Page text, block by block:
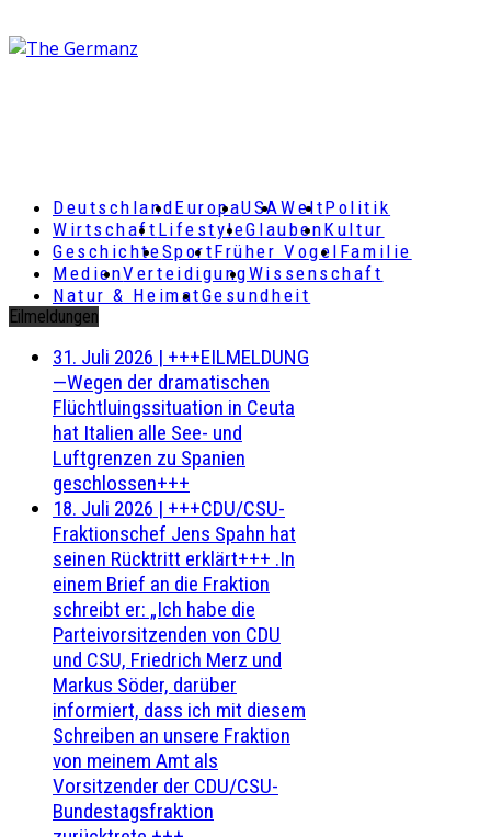
DeutschlandEuropaUSAWeltPolitik
Wirtschaft LifestyleGlaubenKultur
GeschichteSportFrüher Vogel Familie
MedienVerteidigungWissenschaft
Natur & HeimatGesundheit
Eilmeldungen
31. Juli 2026 | +++EILMELDUNG
—Wegen der dramatischen
Flüchtluingssituation in Ceuta
hat Italien alle See- und
Luftgrenzen zu Spanien
geschlossen+++
18. Juli 2026 | +++CDU/CSU-
Fraktionschef Jens Spahn hat
seinen Rücktritt erklärt+++ .In
einem Brief an die Fraktion
schreibt er: „Ich habe die
Parteivorsitzenden von CDU
und CSU, Friedrich Merz und
Markus Söder, darüber
informiert, dass ich mit diesem
Schreiben an unsere Fraktion
von meinem Amt als
Vorsitzender der CDU/CSU-
Bundestagsfraktion